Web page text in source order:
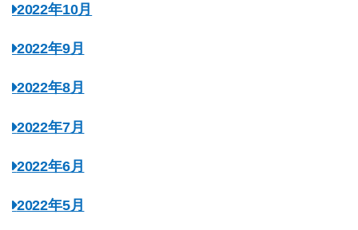
2022年10月
2022年9月
2022年8月
2022年7月
2022年6月
2022年5月